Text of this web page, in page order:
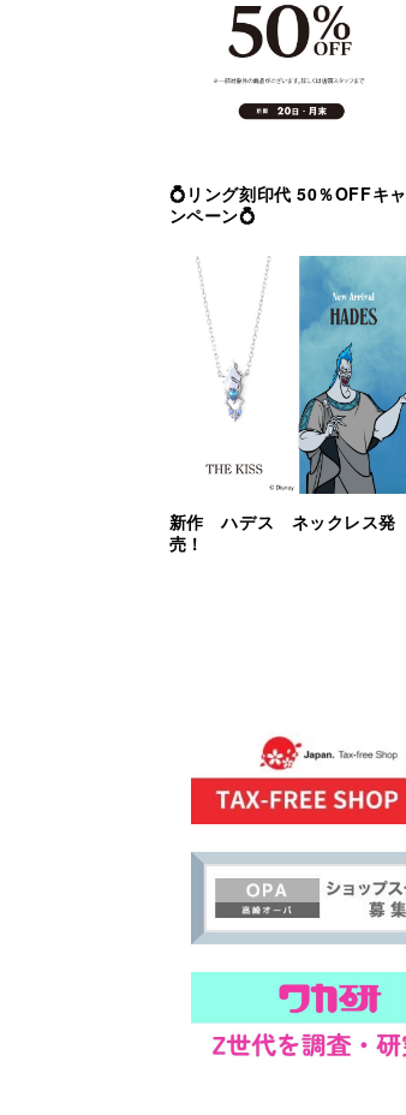
💍リング刻印代 50％OFFキャ
ンペーン💍
新作 ハデス ネックレス発
売！